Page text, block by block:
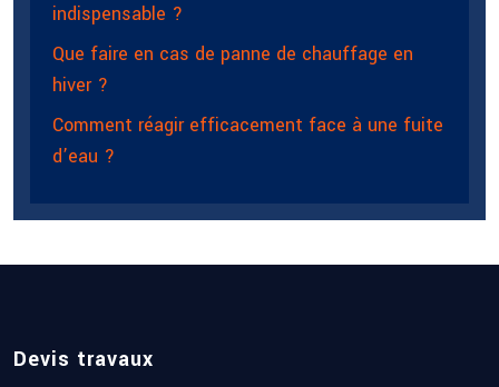
indispensable ?
Que faire en cas de panne de chauffage en
hiver ?
Comment réagir efficacement face à une fuite
d’eau ?
Devis travaux